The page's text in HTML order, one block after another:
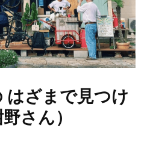
はざまで見つけ
さん）